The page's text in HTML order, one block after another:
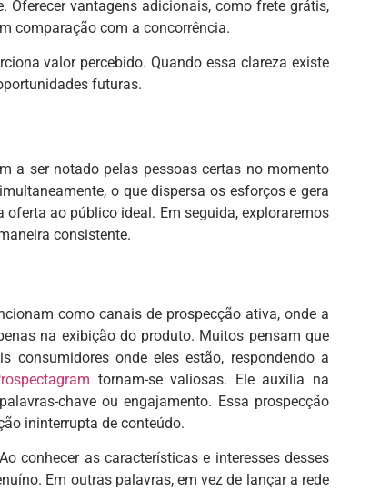
vantagens adicionais, como frete grátis,
comparação com a concorrência.
valor percebido. Quando essa clareza existe
futuras.
a ser notado pelas pessoas certas no momento
o que dispersa os esforços e gera
ao público ideal. Em seguida, exploraremos
consistente.
como canais de prospecção ativa, onde a
na exibição do produto. Muitos pensam que
consumidores onde eles estão, respondendo a
tornam-se valiosas. Ele auxilia na
chave ou engajamento. Essa prospecção
ininterrupta de conteúdo.
conhecer as características e interesses desses
Em outras palavras, em vez de lançar a rede